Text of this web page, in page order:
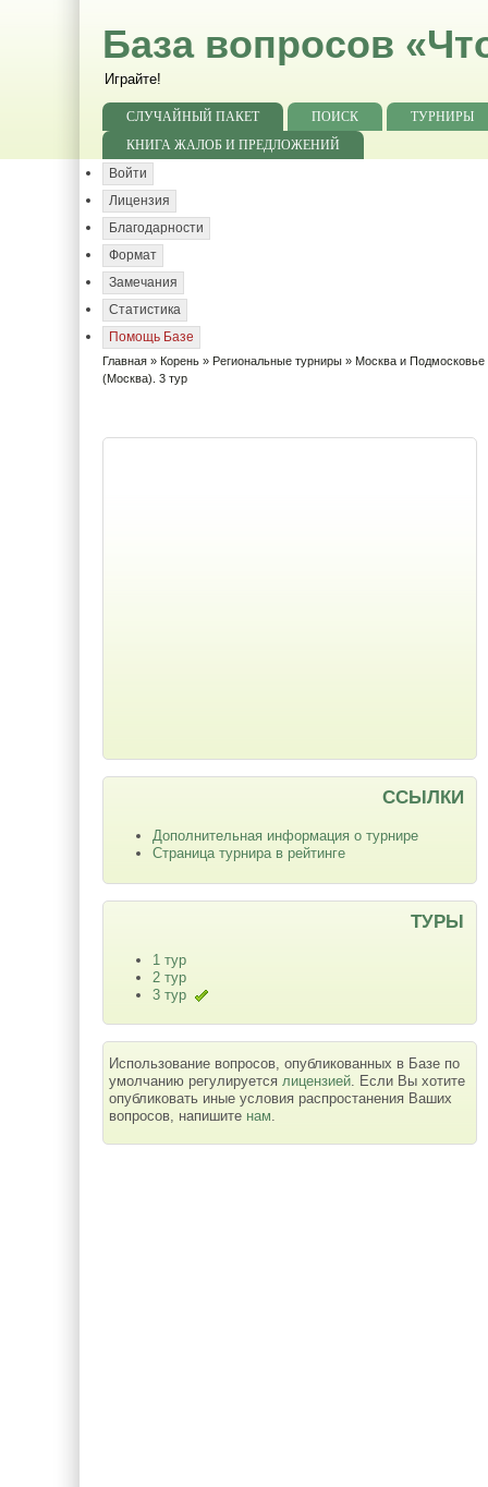
База вопросов
Играйте!
СЛУЧАЙНЫЙ ПАКЕТ ПОИСК
ТУРНИРЫ
КНИГА ЖАЛОБ И ПРЕДЛОЖЕНИЙ
Войти
Лицензия
Благодарности
Формат
Замечания
Статистика
Помощь Базе
Главная » Корень » Региональные турниры » Москва и Подмосковье
(Москва). 3 тур
ССЫЛКИ
Дополнительная информация о турнире
Страница турнира в рейтинге
ТУРЫ
1 тур
2 тур
3 тур
Использование вопросов, опубликованных в Базе по
умолчанию регулируется лицензией . Если Вы хотите
опубликовать иные условия распростанения Ваших
вопросов, напишите нам